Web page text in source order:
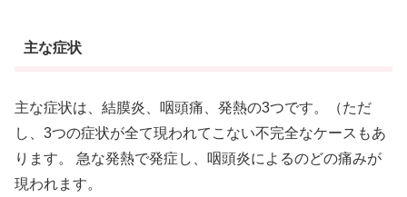
主な症状
主な症状は、結膜炎、咽頭痛、発熱の3つです。（ただ
し、3つの症状が全て現われてこない不完全なケースもあ
ります。 急な発熱で発症し、咽頭炎によるのどの痛みが
現われます。